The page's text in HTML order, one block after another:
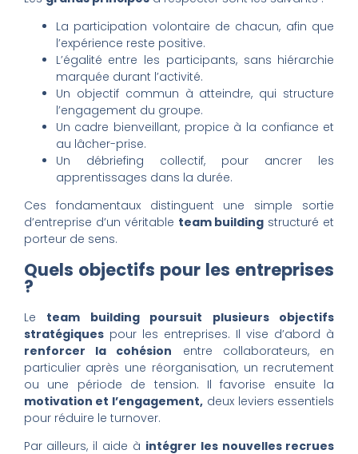
La participation volontaire de chacun, afin que
l’expérience reste positive.
L’égalité entre les participants, sans hiérarchie
marquée durant l’activité.
Un objectif commun à atteindre, qui structure
l’engagement du groupe.
Un cadre bienveillant, propice à la confiance et
au lâcher-prise.
Un débriefing collectif, pour ancrer les
apprentissages dans la durée.
Ces fondamentaux distinguent une simple sortie
d’entreprise d’un véritable team building structuré et
porteur de sens.
Quels objectifs pour les entreprises
?
Le team building poursuit plusieurs objectifs
stratégiquespour les entreprises. Il vise d’abord à
renforcer la cohésion entre collaborateurs, en
particulier après une réorganisation, un recrutement
ou une période de tension. Il favorise ensuite la
motivation et l’engagement, deux leviers essentiels
pour réduire le turnover.
Par ailleurs, il aide à intégrer les nouvelles recrues